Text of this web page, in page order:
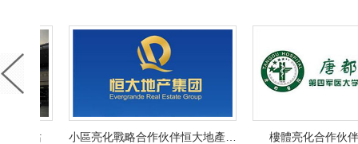
小區亮化戰略合作伙伴恒大地產集團 樓體亮化合作伙伴唐都醫